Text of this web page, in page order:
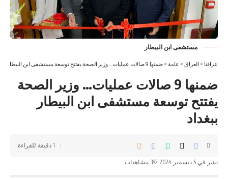
مستشفى ابن البيطار
عراقنا > العراق > عامة > ضمنها 9 صالات عمليات… وزير الصحة يفتتح توسعة مستشفى ابن البيطار ببغداد
ضمنها 9 صالات عمليات… وزير الصحة
يفتتح توسعة مستشفى ابن البيطار
ببغداد
نشر في 5 ديسمبر 2024 382 مشاهدات
1 دقيقة للقراءة